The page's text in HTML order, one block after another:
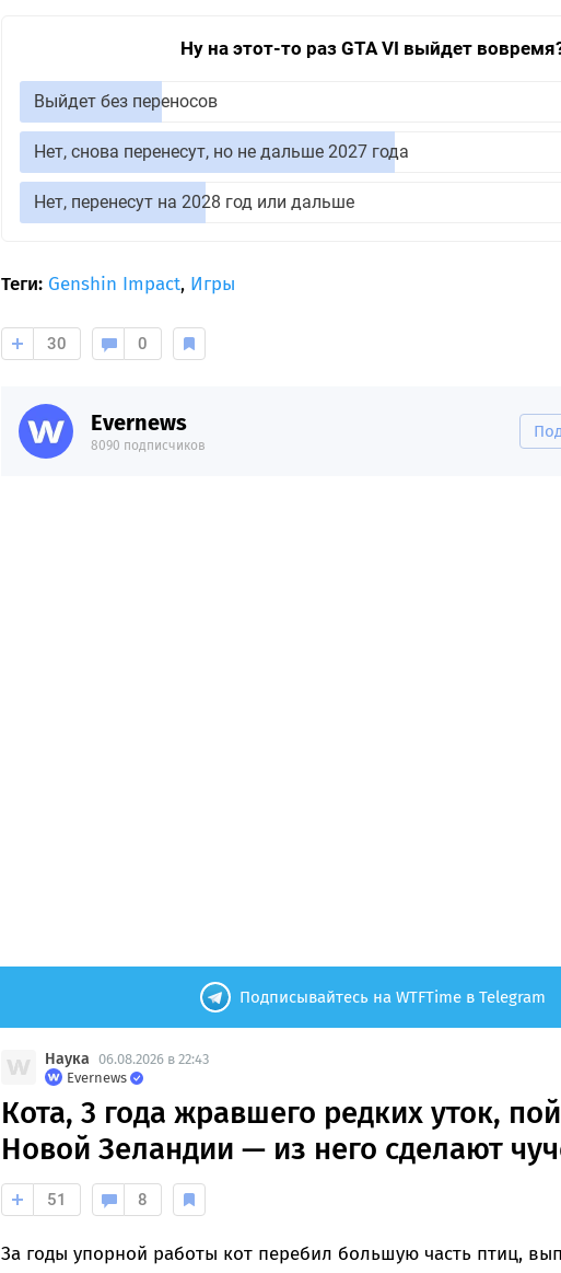
Ну на этот-то раз GTA VI выйдет
Выйдет без переносов
Нет, снова перенесут, но не дальше 2027 года
Нет, перенесут на 2028 год или дальше
Теги: Genshin Impact, Игры
30 0
Evernews
8090 подписчиков
Подписывайтесь на WTFTime в Telegram
Наука 06.08.2026 в 22:43
Evernews
Кота, 3 года жравшего редких уток,
Новой Зеландии — из него сделают
51 8
За годы упорной работы кот перебил большую часть птиц,